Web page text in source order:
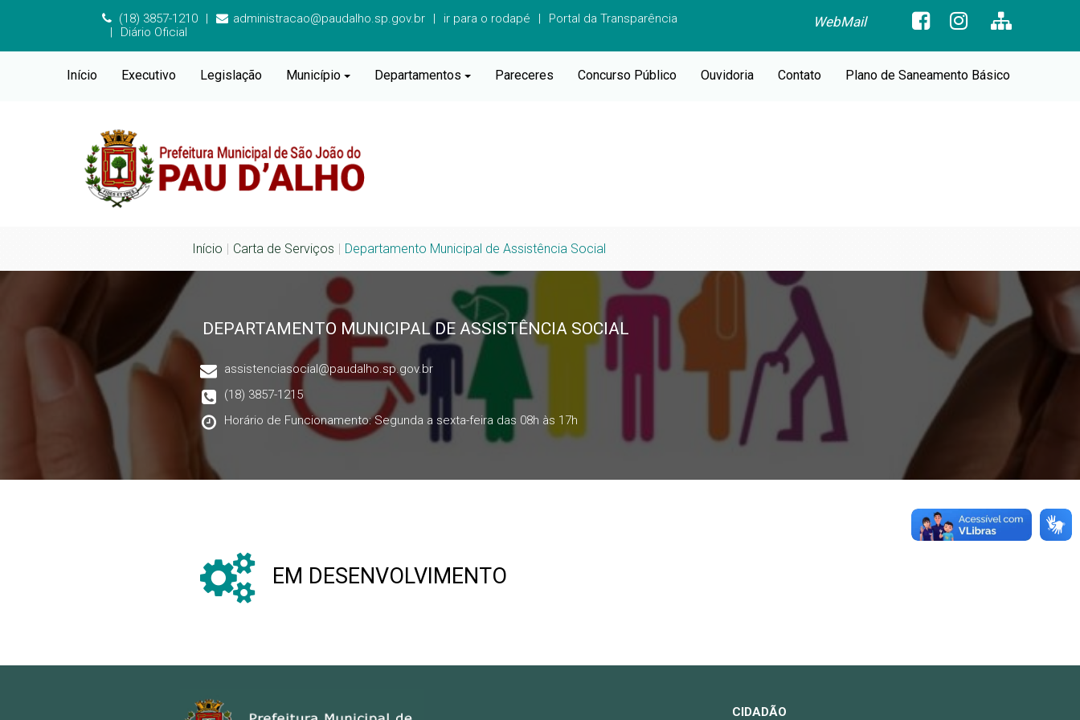
(18) 3857-1210 administracao@paudalho.sp.gov.br ir para o rodapé
Portal da Transparência
Diário Oficial
WebMail
Início Executivo Legislação Município Departamentos Pareceres Concurso Público Ouvidoria Contato Plano de Saneamento Básico
Início Carta de Serviços Departamento Municipal de Assistência Social
DEPARTAMENTO MUNICIPAL DE ASSISTÊNCIA SOCIAL
assistenciasocial@paudalho.sp.gov.br
(18) 3857-1215
Horário de Funcionamento: Segunda a sexta-feira das 08h às 17h
EM DESENVOLVIMENTO
CIDADÃO